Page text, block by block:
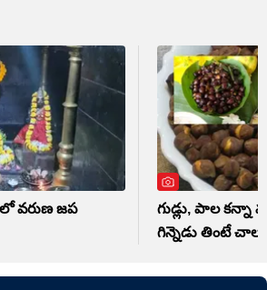
వరుణ జప
గుడ్లు, పాల కన్నా
గిన్నెడు తింటే చాలు